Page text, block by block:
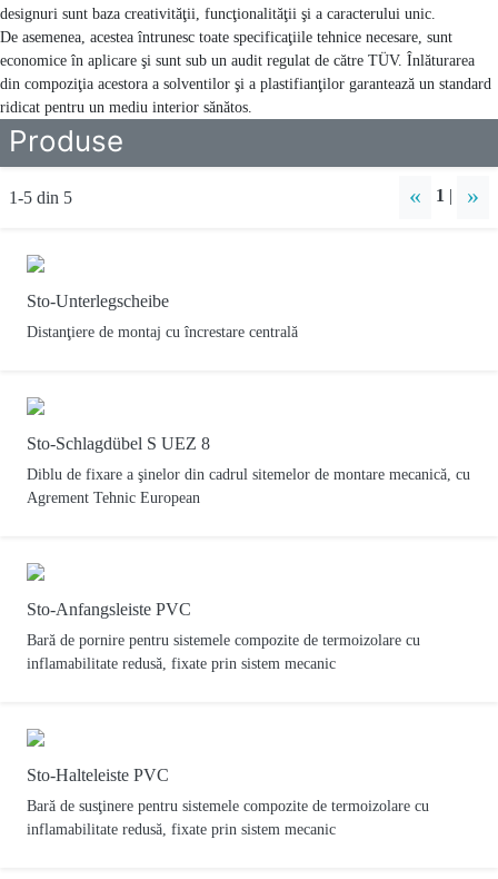
designuri sunt baza creativităţii, funcţionalităţii şi a caracterului unic.
De asemenea, acestea întrunesc toate specificaţiile tehnice necesare, sunt
economice în aplicare şi sunt sub un audit regulat de către TÜV. Înlăturarea
din compoziţia acestora a solventilor şi a plastifianţilor garantează un standard
ridicat pentru un mediu interior sănătos.
Produse
1-5 din 5 « 1 | »
Sto-Unterlegscheibe
Distanţiere de montaj cu încrestare centrală
Sto-Schlagdübel S UEZ 8
Diblu de fixare a şinelor din cadrul sitemelor de montare mecanică, cu
Agrement Tehnic European
Sto-Anfangsleiste PVC
Bară de pornire pentru sistemele compozite de termoizolare cu
inflamabilitate redusă, fixate prin sistem mecanic
Sto-Halteleiste PVC
Bară de susţinere pentru sistemele compozite de termoizolare cu
inflamabilitate redusă, fixate prin sistem mecanic